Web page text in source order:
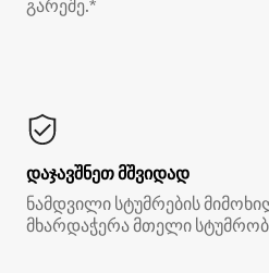
გარეშე.*
დაჯავშნეთ მშვიდად
ნამდვილი სტუმრების
მხარდაჭერა მთელი